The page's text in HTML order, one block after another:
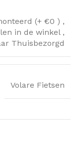
(+ €0 ) ,
in de winkel ,
Thuisbezorgd
Volare Fietsen